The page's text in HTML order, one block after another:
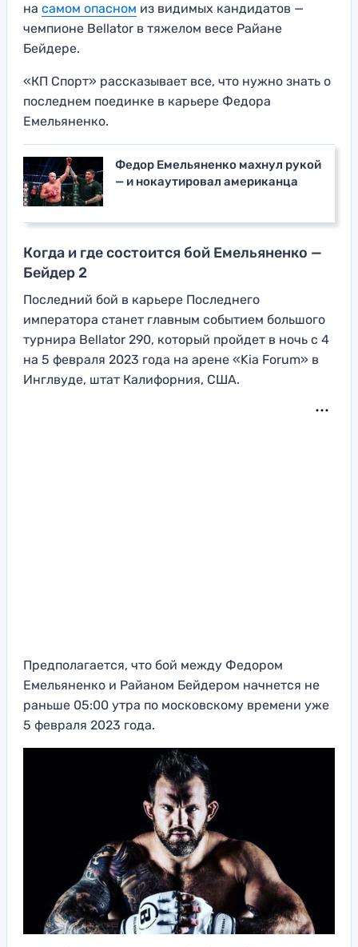
на самом опасном из видимых кандидатов —
чемпионе Bellator в тяжелом весе Райане
Бейдере.
«КП Спорт» рассказывает все, что нужно знать о
последнем поединке в карьере Федора
Емельяненко.
Федор Емельяненко махнул рукой
— и нокаутировал американца
Когда и где состоится бой Емельяненко —
Бейдер 2
Последний бой в карьере Последнего
императора станет главным событием большого
турнира Bellator 290, который пройдет в ночь с 4
на 5 февраля 2023 года на арене «Kia Forum» в
Инглвуде, штат Калифорния, США.
Предполагается, что бой между Федором
Емельяненко и Райаном Бейдером начнется не
раньше 05:00 утра по московскому времени уже
5 февраля 2023 года.